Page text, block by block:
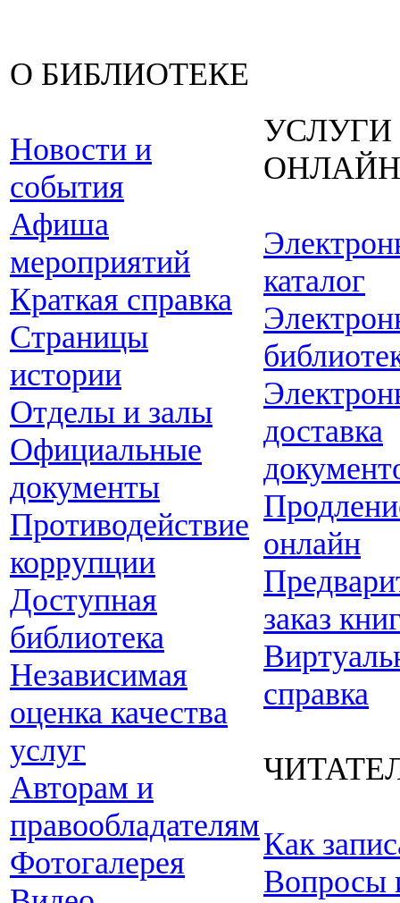
О БИБЛИОТЕКЕ
Новости и
события
Афиша
мероприятий
Краткая справка
Страницы
истории
Отделы и залы
Официальные
документы
Противодействие
коррупции
Доступная
библиотека
Независимая
оценка качества
услуг
Авторам и
правообладателям
Фотогалерея
УСЛУГИ
ОНЛАЙН
каталог
доставка
онлайн
заказ
справка
Как
Вопросы